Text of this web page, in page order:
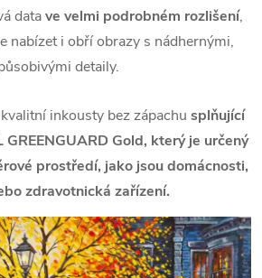
datave velmi podrobném rozlišení,
nabízet i obří obrazy s nádhernými,
detaily.
inkousty bez zápachu splňující
Gold, který je určený
prostředí, jako jsou domácnosti,
zdravotnická zařízení.